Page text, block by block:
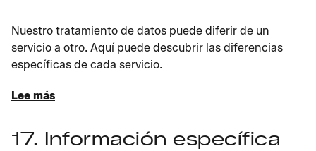
Nuestro tratamiento de datos puede diferir de un
servicio a otro. Aquí puede descubrir las diferencias
específicas de cada servicio.
Lee más
17. Información específica